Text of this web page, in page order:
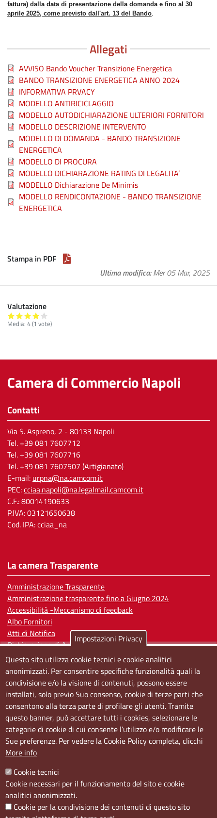
fattura) dalla data di presentazione della domanda e fino al 30
aprile 2025, come previsto dall'art. 13 del Bando.
Allegati
File AVVISO Bando Voucher Transizione Energetica
File BANDO TRANSIZIONE ENERGETICA ANNO 2024
File INFORMATIVA PRVACY
File MODELLO ANTIRICICLAGGIO
File MODELLO AUTODICHIARAZIONE ULTERIORI FORNITORI
File MODELLO DESCRIZIONE INTERVENTO
File MODELLO DI DOMANDA - BANDO TRANSIZIONE
ENERGETICA
File MODELLO DI PROCURA
File MODELLO DICHIARAZIONE RATING DI LEGALITA’
File MODELLO Dichiarazione De Minimis
File MODELLO RENDICONTAZIONE - BANDO TRANSIZIONE
ENERGETICA
Stampa in PDF
Ultima modifica Mer 05 Mar, 2025
Valutazione
Media: 4(1 vote)
Camera di Commercio Napoli
Contatti
Via S. Aspreno, 2 - 80133 Napoli
Tel. +39 081 7607712
Tel. +39 081 7607716
Tel. +39 081 7607507 (Artigianato)
E-mail: urpna@na.camcom.it
PEC:cciaa.napoli@na.legalmail.camcom.it
C.F.: 80014190633
P.IVA: 03121650638
Cod. IPA: cciaa_na
La camera Trasparente
Amministrazione Trasparente
Amministrazione trasparente fino a Giugno 2024
Accessibilità -Meccanismo di feedback
Albo Fornitori
Atti di Notifica
Dichiarazione di Accessibilità
Sedi e orari
Sede Centrale:
Via S. Aspreno, 2, 80133 Napoli NA
Sede Secondaria:
Corso Meridionale, 58 80143 Napoli NA
Orari
Il venerdì dalle ore 8.50 alle ore 11.00
Social
Impostazioni Privacy
Questo sito utilizza cookie tecnici e cookie analitici
anonimizzati. Per consentire specifiche funzionalità quali la
condivisione e/o la visione di contenuti, possono essere
installati, solo previo Suo consenso, cookie di terze parti che
consentono alla terza parte di profilare gli utenti. Tramite
questo banner, può accettare tutti i cookies, selezionare le
categorie di cookie di cui consente l’utilizzo e/o modificare le
Sue preferenze. Per vedere la Cookie Policy completa, clicchi
More info
Cookie tecnici
Cookie necessari per il funzionamento del sito e cookie
analitici anonimizzati.
Cookie per la condivisione dei contenuti di questo sito